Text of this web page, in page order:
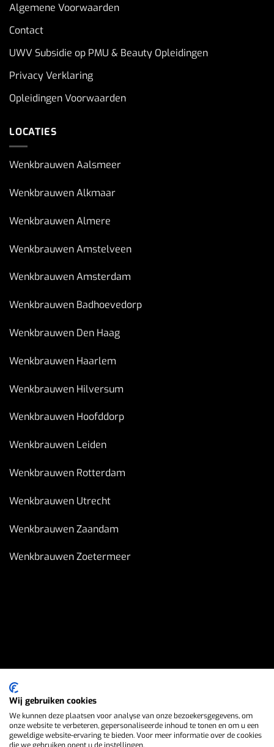
Algemene Voorwaarden
Contact
UWV Subsidie op PMU & Beauty Opleidingen
Privacy Verklaring
Opleidingen Voorwaarden
LOCATIES
Wenkbrauwen Aalsmeer
Wenkbrauwen Alkmaar
Wenkbrauwen Almere
Wenkbrauwen Amstelveen
Wenkbrauwen Amsterdam
Wenkbrauwen Badhoevedorp
Wenkbrauwen Den Haag
Wenkbrauwen Haarlem
Wenkbrauwen Hilversum
Wenkbrauwen Hoofddorp
Wenkbrauwen Leiden
Wenkbrauwen Rotterdam
Wenkbrauwen Utrecht
Wenkbrauwen Zaandam
Wenkbrauwen Zoetermeer
Wij gebruiken cookies
We kunnen deze plaatsen voor analyse van onze bezoekersgegevens, om
onze website te verbeteren, gepersonaliseerde inhoud te tonen en om u een
geweldige website-ervaring te bieden. Voor meer informatie over de cookies